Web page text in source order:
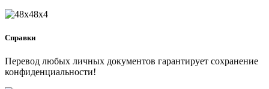
Справки
Перевод любых личных документов гарантирует сохранение
конфиденциальности!